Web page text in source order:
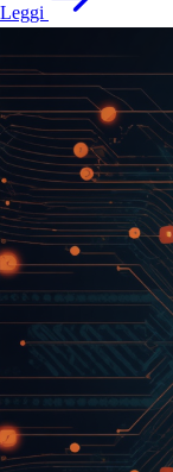
Leggi